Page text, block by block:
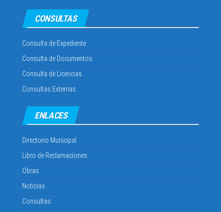
CONSULTAS
Consulta de Expediente
Consulta de Documentos
Consulta de Licencias
Consultas Externas
ENLACES
Directorio Municipal
Libro de Reclamaciones
Obras
Noticias
Consultas